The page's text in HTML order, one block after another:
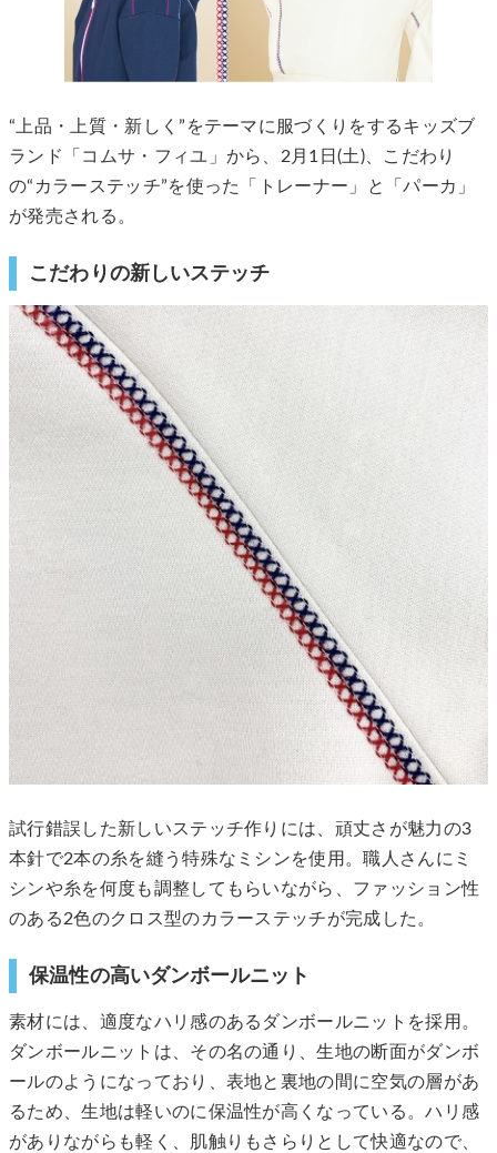
“上品・上質・新しく”をテーマに服づくりをするキッズブ
ランド「コムサ・フィユ」から、2月1日(土)、こだわり
の“カラーステッチ”を使った「トレーナー」と「パーカ」
が発売される。
こだわりの新しいステッチ
試行錯誤した新しいステッチ作りには、頑丈さが魅力の3
本針で2本の糸を縫う特殊なミシンを使用。職人さんにミ
シンや糸を何度も調整してもらいながら、ファッション性
のある2色のクロス型のカラーステッチが完成した。
保温性の高いダンボールニット
素材には、適度なハリ感のあるダンボールニットを採用。
ダンボールニットは、その名の通り、生地の断面がダンボ
ールのようになっており、表地と裏地の間に空気の層があ
るため、生地は軽いのに保温性が高くなっている。ハリ感
がありながらも軽く、肌触りもさらりとして快適なので、